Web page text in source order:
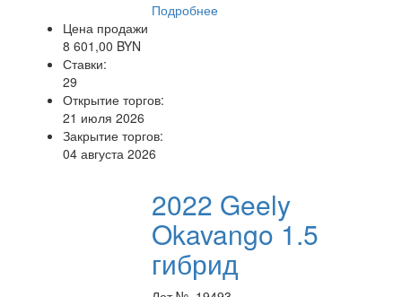
Подробнее
Цена продажи
8 601,00 BYN
Ставки:
29
Открытие торгов:
21 июля 2026
Закрытие торгов:
04 августа 2026
2022 Geely
Okavango 1.5
гибрид